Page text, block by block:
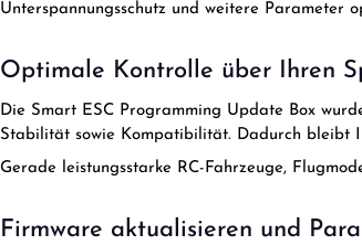
Unterspannungsschutz und weitere Parameter
Optimale Kontrolle über Ihren
Die Smart ESC Programming Update Box
Stabilität sowie Kompatibilität. Dadurch bleibt
Gerade leistungsstarke RC-Fahrzeuge,
Firmware aktualisieren und